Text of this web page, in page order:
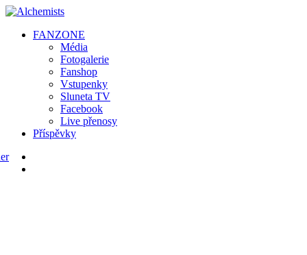
FANZONE
Média
Fotogalerie
Fanshop
Vstupenky
Sluneta TV
Facebook
Live přenosy
Příspěvky